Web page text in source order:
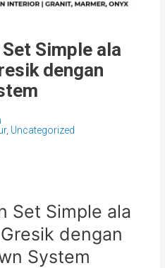
Simple ala
dengan
, Uncategorized
Set Simple ala
dengan
System